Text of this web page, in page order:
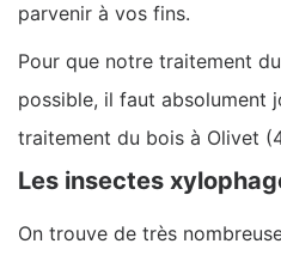
parvenir à vos fins.
Pour que notre traitement
possible, il faut absolument
traitement du bois à Olivet
Les insectes
On trouve de très